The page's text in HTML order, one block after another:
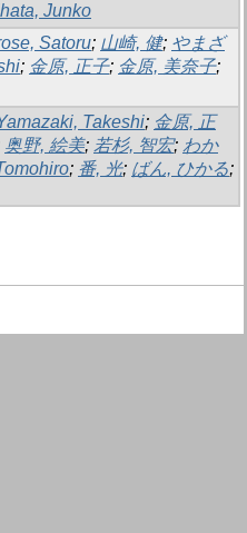
Junko
Satoru; 山崎, 健; やまざ
; 金原, 正子; 金原, 美奈子;
Takeshi; 金原, 正
奥野, 絵美; 若杉, 智宏; わか
; 番, 光; ばん, ひかる;